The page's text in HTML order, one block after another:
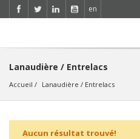
en
Lanaudière / Entrelacs
Accueil Lanaudière / Entrelacs
Aucun résultat trouvé!